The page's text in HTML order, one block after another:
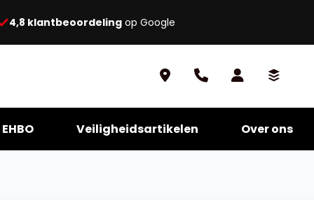
4,8 klantbeoordeling op Google
EHBO Veiligheidsartikelen Over ons